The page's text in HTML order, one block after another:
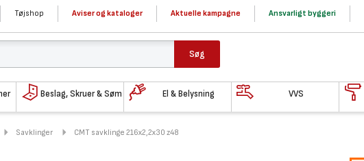
Tøjshop Aviser og kataloger Aktuelle kampagne Ansvarligt byggeri
Søg
Beslag, Skruer & Søm El & Belysning VVS
Savklinger CMT savklinge 216x2,2x30 z48